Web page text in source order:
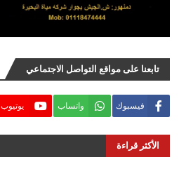
تابعنا على مواقع التواصل الاجتماعي
فيسبوك واتساب يوتيوب
الأكثر قراءة